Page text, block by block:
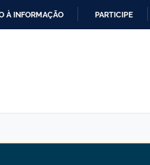
À INFORMAÇÃO PARTICIPE